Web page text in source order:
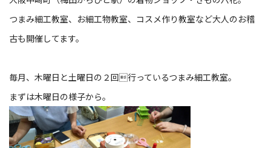
つまみ細工教室、お細工物教室、コスメ作り教室など大人のお稽
古も開催してます。
毎月、木曜日と土曜日の２回行っているつまみ細工教室。
まずは木曜日の様子から。